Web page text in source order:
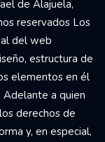
de Alajuela,
reservados Los
del web
estructura de
elementos en él
a quien
derechos de
y, en especial,